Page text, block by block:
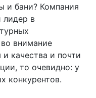
и бани? Компания
лидер в
внимание
качества и почти
то очевидно: у
конкурентов.